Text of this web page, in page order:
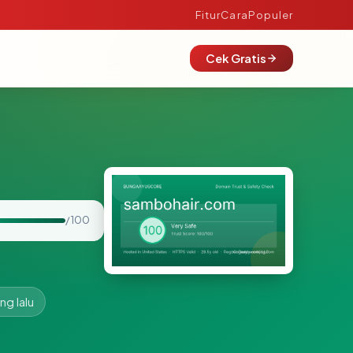
FiturCaraPopuler
Cek Gratis
/ 100
lalu